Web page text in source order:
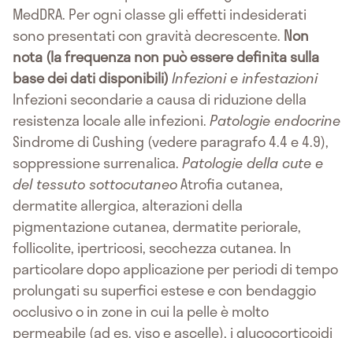
MedDRA. Per ogni classe gli effetti indesiderati
sono presentati con gravità decrescente. Non
nota (la frequenza non può essere definita sulla
base dei dati disponibili)Infezioni e infestazioni
Infezioni secondarie a causa di riduzione della
resistenza locale alle infezioni.Patologie endocrine
Sindrome di Cushing (vedere paragrafo 4.4 e 4.9),
soppressione surrenalica.Patologie della cute e
del tessuto sottocutaneoAtrofia cutanea,
dermatite allergica, alterazioni della
pigmentazione cutanea, dermatite periorale,
follicolite, ipertricosi, secchezza cutanea. In
particolare dopo applicazione per periodi di tempo
prolungati su superfici estese e con bendaggio
occlusivo o in zone in cui la pelle è molto
permeabile (ad es. viso e ascelle), i glucocorticoidi